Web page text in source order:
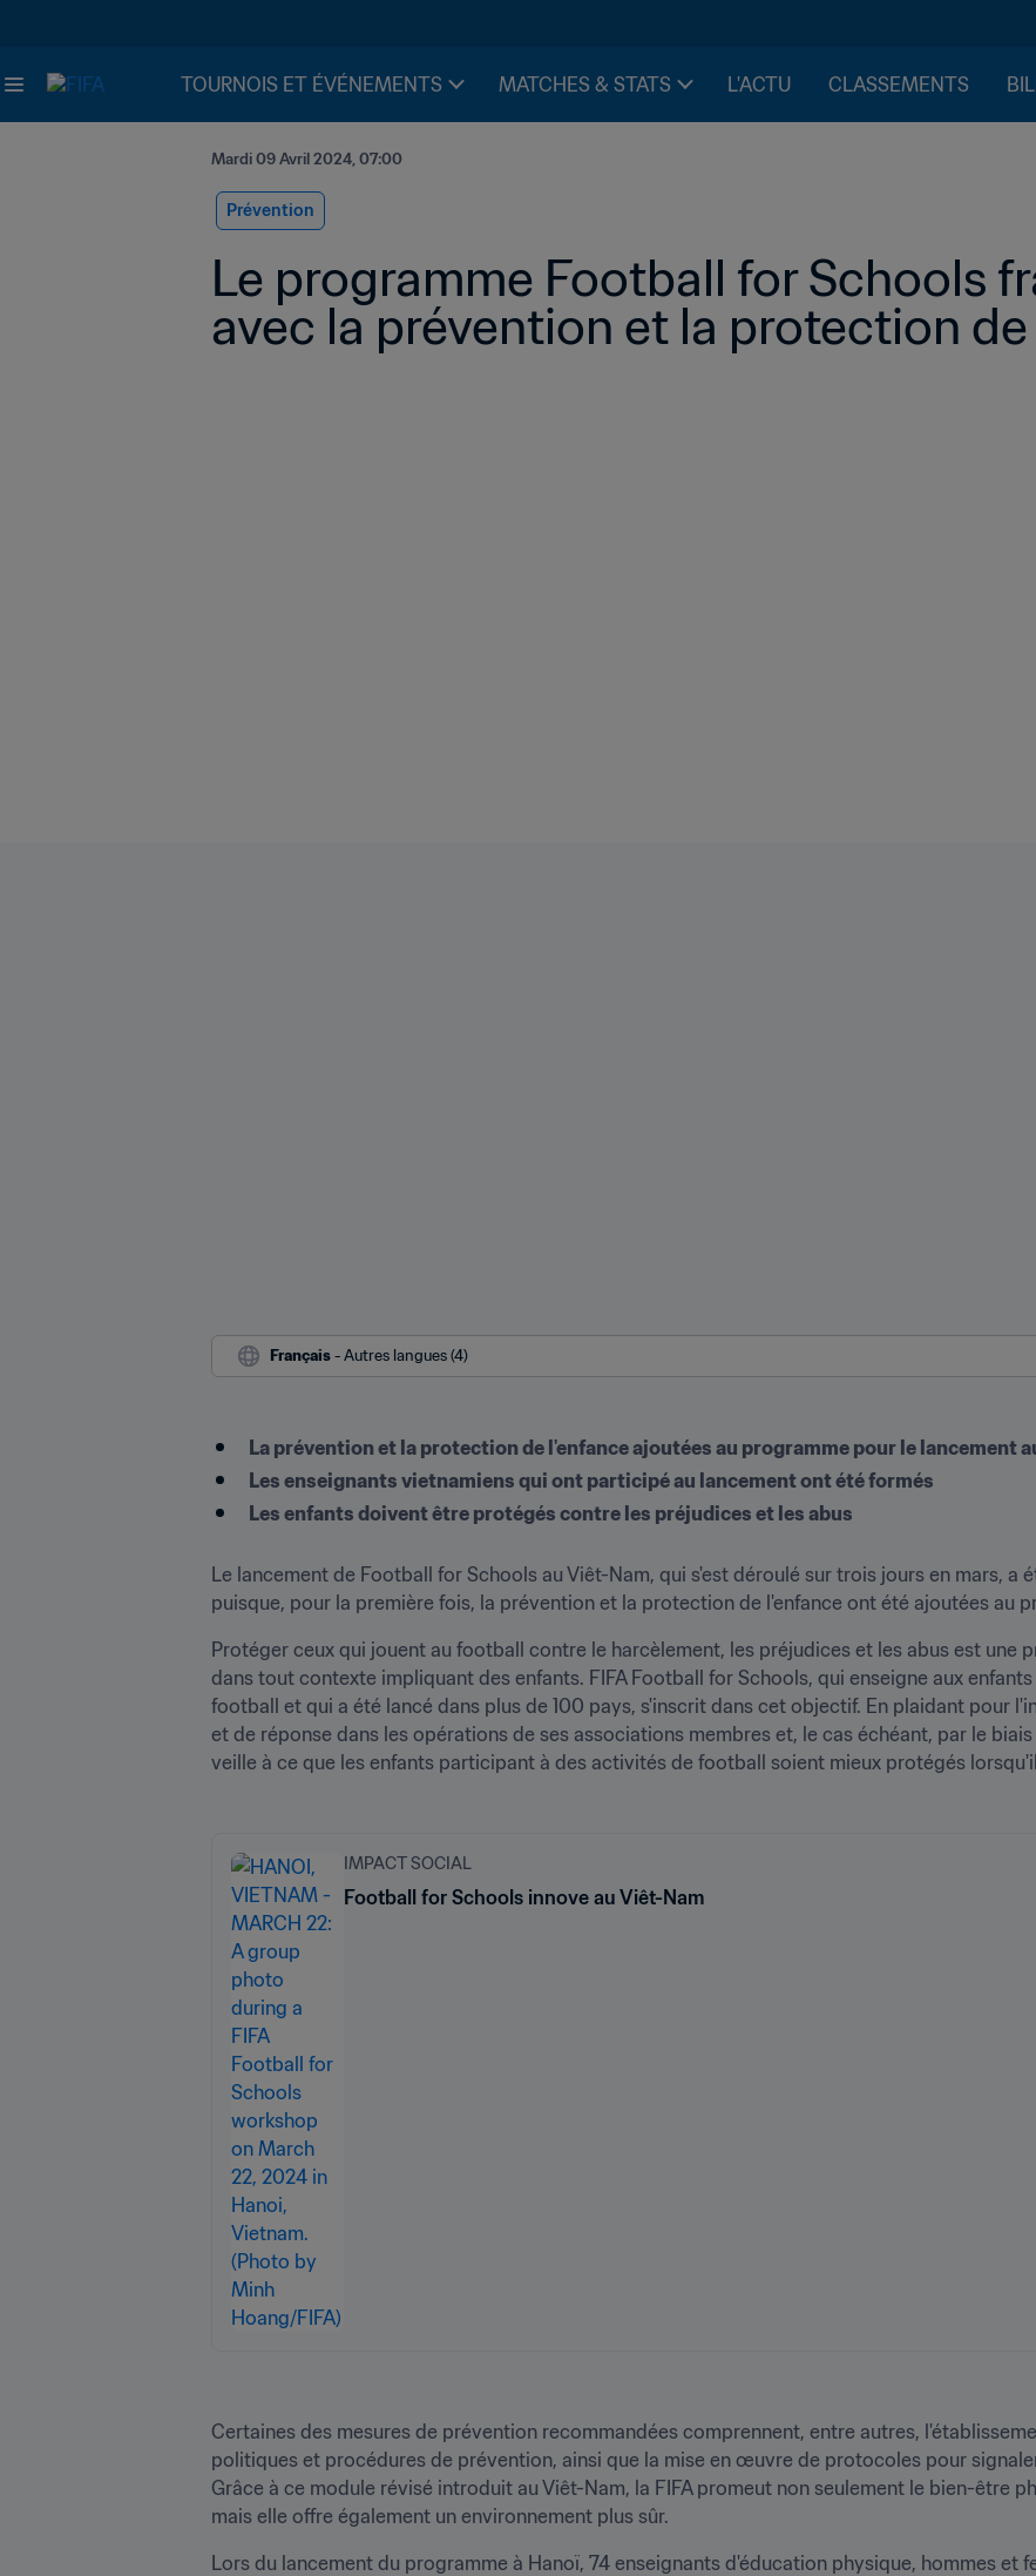
TOURNOIS ET ÉVÉNEMENTS MATCHES & STATS L'ACTU CLASSEMENTS
Mardi 09 Avril 2024, 07:00
Prévention
Le programme Football for Schools
avec la prévention et la protection
Français - Autres langues (4)
La prévention et la protection de l'enfance ajoutées au programme pour le lancement
Les enseignants vietnamiens qui ont participé au lancement ont été formés
Les enfants doivent être protégés contre les préjudices et les abus
Le lancement de Football for Schools au Viêt-Nam, qui s'est déroulé sur trois jours en mars,
puisque, pour la première fois, la prévention et la protection de l'enfance ont été ajoutées au
Protéger ceux qui jouent au football contre le harcèlement, les préjudices et les abus est une
dans tout contexte impliquant des enfants. FIFA Football for Schools, qui enseigne aux
football et qui a été lancé dans plus de 100 pays, s'inscrit dans cet objectif. En plaidant pour
et de réponse dans les opérations de ses associations membres et, le cas échéant, par le
veille à ce que les enfants participant à des activités de football soient mieux protégés
IMPACT SOCIAL
Football for Schools innove au Viêt-Nam
Certaines des mesures de prévention recommandées comprennent, entre autres,
politiques et procédures de prévention, ainsi que la mise en œuvre de protocoles pour
Grâce à ce module révisé introduit au Viêt-Nam, la FIFA promeut non seulement le bien-être
mais elle offre également un environnement plus sûr.
Lors du lancement du programme à Hanoï, 74 enseignants d'éducation physique, hommes et